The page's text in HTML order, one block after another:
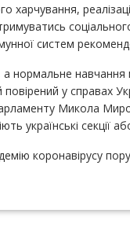
харчування,
систем
а нормальне
у справах
Микола
українські секції
коронавірусу